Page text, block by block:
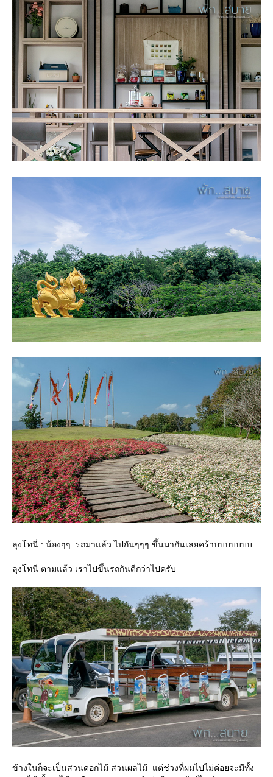
ลุงโทนี่ : น้องๆๆ รถมาแล้ว ไปกันๆๆๆ ขึ้นมากันเลยคร้าบบบบบบบ
ลุงโทนี ตามแล้ว เราไปขึ้นรถกันดีกว่าไปครับ
ข้างในก็จะเป็นสวนดอกไม้ สวนผลไม้ แต่ช่วงที่ผมไปไม่ค่อยจะมีทั้ง